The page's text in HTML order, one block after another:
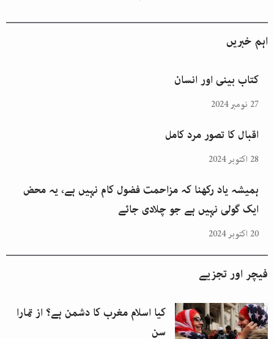
اہم خبریں
کتاب بینی اور انسان
27 نومبر 2024
اقبال کا تصور مرد کامل
28 اکتوبر 2024
ہمیشہ یاد رکھنا کہ مزاحمت فضول کام نہیں ہے، یہ محض
ایک گولی نہیں ہے جو چلادی جائے
20 اکتوبر 2024
فیچر اور تجزیے
کیا اسلام مغرب کا دشمن ہے؟ از تمارا
سن